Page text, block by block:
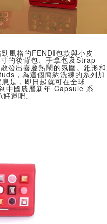
風格的FENDI包款與小皮
的後背包、手拿包及Strap
發出喜慶熱鬧的氛圍。錐形和
，為這個簡約洗練的系列加
是，即日起就可在全球
中國農曆新年 Capsule 系
好運吧。